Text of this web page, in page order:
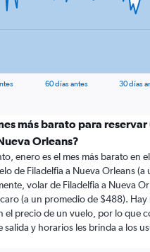
60 días antes 30 días
más barato para
Orleans?
enero es el mes más barato en
de Filadelfia a Nueva Orleans
volar de Filadelfia a Nueva
(a un promedio de $488).
el precio de un vuelo, por lo que
salida y horarios les brinda a los